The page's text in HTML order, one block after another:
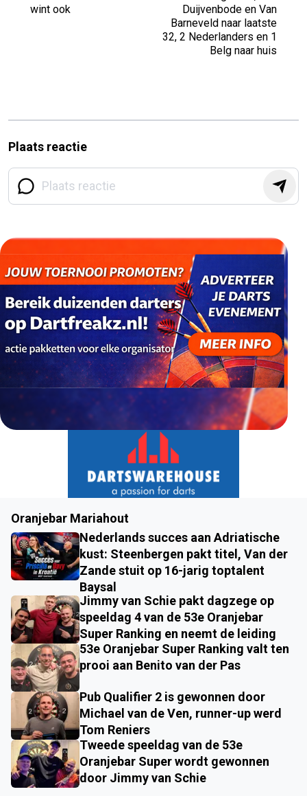
wint ook
Duijvenbode en Van
Barneveld naar laatste
32, 2 Nederlanders en 1
Belg naar huis
Plaats reactie
Oranjebar Mariahout
Nederlands succes aan Adriatische
kust: Steenbergen pakt titel, Van der
Zande stuit op 16-jarig toptalent
Baysal
Jimmy van Schie pakt dagzege op
speeldag 4 van de 53e Oranjebar
Super Ranking en neemt de leiding
53e Oranjebar Super Ranking valt ten
prooi aan Benito van der Pas
Pub Qualifier 2 is gewonnen door
Michael van de Ven, runner-up werd
Tom Reniers
Tweede speeldag van de 53e
Oranjebar Super wordt gewonnen
door Jimmy van Schie